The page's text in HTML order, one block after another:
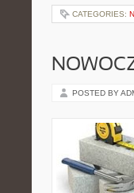
CATEGORIES:
POSTED BY